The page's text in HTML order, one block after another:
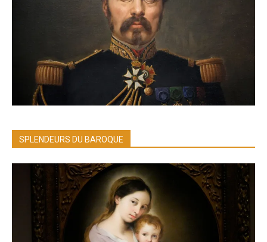
SPLENDEURS DU BAROQUE